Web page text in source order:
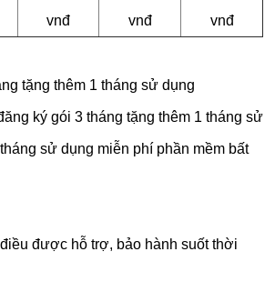
vnđ vnđ vnđ
tặng thêm 1 tháng sử dụng
ký gói 3 tháng tặng thêm 1 tháng sử
sử dụng miễn phí phần mềm bất
được hỗ trợ, bảo hành suốt thời